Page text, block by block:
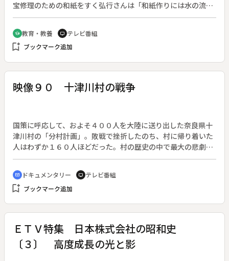
宝修理のための和紙をすく弘行さんは「和紙作りには水の流れ
を感じ取る繊細な指先の動きが大切」と語る。
school 教育・教養 tv テレビ番組
bookmark_add ブックマーク追加
映像９０ 十津川村の戦争
国策に呼応して、およそ４００人を大陸に送り出した奈良県十
津川村の「分村計画」。敗戦で挫折したのち、村に帰り着いた
人はわずか１６０人ほどだった。村の歴史の中で最大の悲劇の
一部始終を、証言などから克明につづる。◆日本一広い村とい
われる十津川村だが、全村は深い山に囲まれて平坦地はほとん
どなく、専業農家は一戸もない。川沿いの谷にへばりつくよう
に家々が軒を連ね、度々大水害にも見舞われてきた。士族の村
い、明治時代には６００戸余りが北海道に移住して新十津川村
を建設するなど、新天地を求める気概が高かった。そして国が
募った満州移民に村を挙げて参加。１０代の青少年や若い女性
も多く含まれていた。
cinematic_blur ドキュメンタリー tv テレビ番組
bookmark_add ブックマーク追加
ＥＴＶ特集 日本株式会社の昭和史
〔３〕 高度成長の光と影